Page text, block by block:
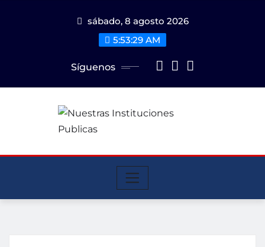
sábado, 8 agosto 2026
5:53:29 AM
Síguenos